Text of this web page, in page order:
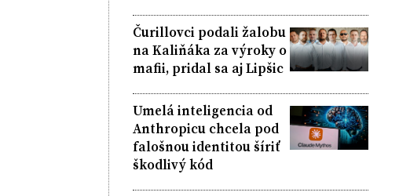
Čurillovci podali žalobu
na Kaliňáka za výroky o
mafii, pridal sa aj Lipšic
Umelá inteligencia od
Anthropicu chcela pod
falošnou identitou šíriť
škodlivý kód